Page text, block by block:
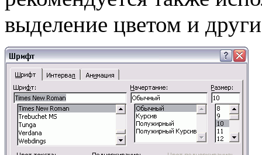
выделение цветом и